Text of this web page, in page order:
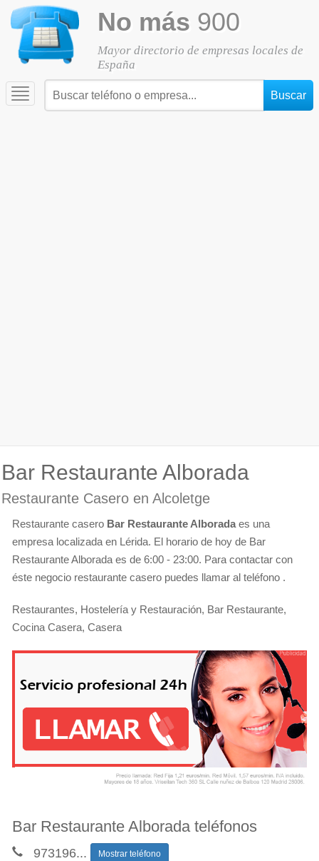
No más 900
Mayor directorio de empresas locales de
España
Toggle
navigation
Bar Restaurante Alborada
Restaurante Casero en Alcoletge
Restaurante casero Bar Restaurante Alborada es una
empresa localizada en Lérida. El horario de hoy de Bar
Restaurante Alborada es de 6:00 - 23:00. Para contactar con
éste negocio restaurante casero puedes llamar al teléfono .
Restaurantes, Hostelería y Restauración, Bar Restaurante,
Cocina Casera, Casera
Bar Restaurante Alborada teléfonos
973196... Mostrar teléfono